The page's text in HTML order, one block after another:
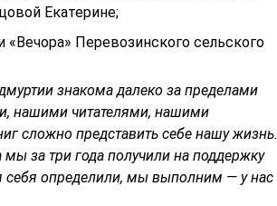
Екатерине;
Перевозинского сельского
знакома далеко за пределами
нашими читателями, нашими
сложно представить себе нашу жизнь.
за три года получили на поддержку
себя определили, мы выполним — у нас